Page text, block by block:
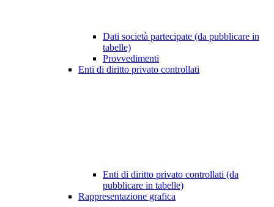
Dati società partecipate (da pubblicare in
tabelle)
Provvedimenti
Enti di diritto privato controllati
Enti di diritto privato controllati (da
pubblicare in tabelle)
Rappresentazione grafica